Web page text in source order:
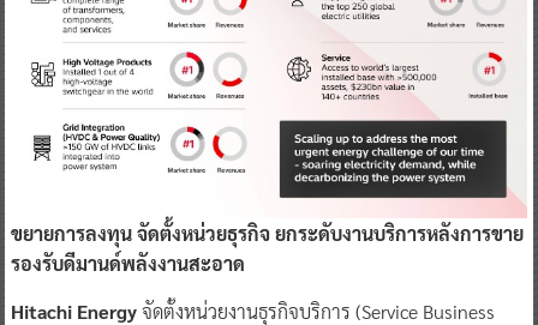
ขยายการลงทุน จัดตั้งหน่วยธุรกิจ ยกระดับงานบริการหลังการขาย
รองรับดีมานด์พลังงานสะอาด
Hitachi Energyจัดตั้งหน่วยงานธุรกิจบริการ (Service Business